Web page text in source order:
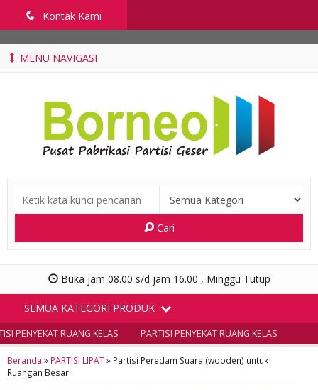
q Kontak Kami
MENU NAVIGASI
Cari
Buka jam 08.00 s/d jam 16.00 , Minggu Tutup
SEMUA KATEGORI PRODUK
PENYEKAT RUANG KELAS PARTISI PENYEKAT RUANG KELAS
Beranda » PARTISI LIPAT» Partisi Peredam Suara (wooden) untuk
Ruangan Besar